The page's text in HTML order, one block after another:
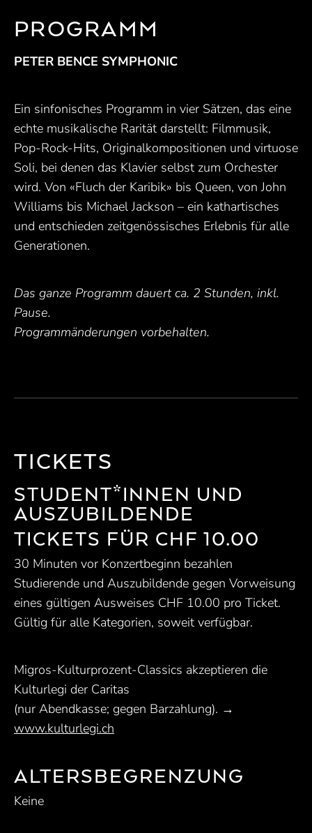
PROGRAMM
PETER BENCE SYMPHONIC
Ein sinfonisches Programm in vier Sätzen, das eine
echte musikalische Rarität darstellt: Filmmusik,
Pop-Rock-Hits, Originalkompositionen und virtuose
Soli, bei denen das Klavier selbst zum Orchester
wird. Von «Fluch der Karibik» bis Queen, von John
Williams bis Michael Jackson – ein kathartisches
und entschieden zeitgenössisches Erlebnis für alle
Generationen.
Das ganze Programm dauert ca. 2 Stunden, inkl.
Pause.
Programmänderungen vorbehalten.
TICKETS
STUDENT*INNEN UND
AUSZUBILDENDE
TICKETS FÜR CHF 10.00
30 Minuten vor Konzertbeginn bezahlen
Studierende und Auszubildende gegen Vorweisung
eines gültigen Ausweises CHF 10.00 pro Ticket.
Gültig für alle Kategorien, soweit verfügbar.
Migros-Kulturprozent-Classics akzeptieren die
Kulturlegi der Caritas
(nur Abendkasse; gegen Barzahlung). →
www.kulturlegi.ch
ALTERSBEGRENZUNG
Keine